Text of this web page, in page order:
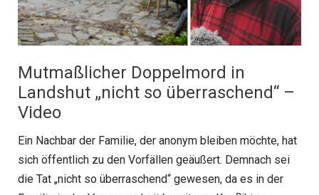
Mutmaßlicher Doppelmord in
Landshut „nicht so überraschend“ –
Video
Ein Nachbar der Familie, der anonym bleiben möchte, hat
sich öffentlich zu den Vorfällen geäußert. Demnach sei
die Tat „nicht so überraschend“ gewesen, da es in der